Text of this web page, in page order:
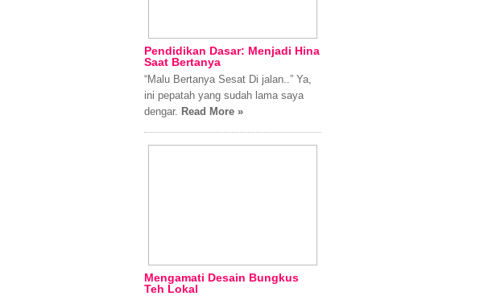
Pendidikan Dasar: Menjadi Hina
Saat Bertanya
“Malu Bertanya Sesat Di jalan..” Ya,
ini pepatah yang sudah lama saya
dengar. Read More »
Mengamati Desain Bungkus
Teh Lokal